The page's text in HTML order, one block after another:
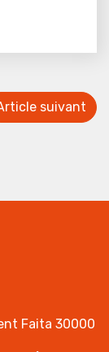
suivant
Faita 30000